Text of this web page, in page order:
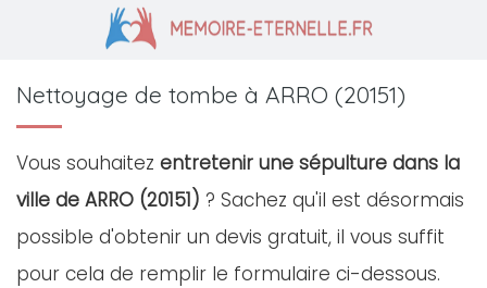
Nettoyage de tombe à ARRO (20151)
Vous souhaitez entretenir une sépulture dans la
ville de ARRO (20151) ? Sachez qu'il est désormais
possible d'obtenir un devis gratuit, il vous suffit
pour cela de remplir le formulaire ci-dessous.